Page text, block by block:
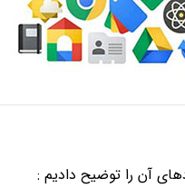
آن را توضیح دادیم :